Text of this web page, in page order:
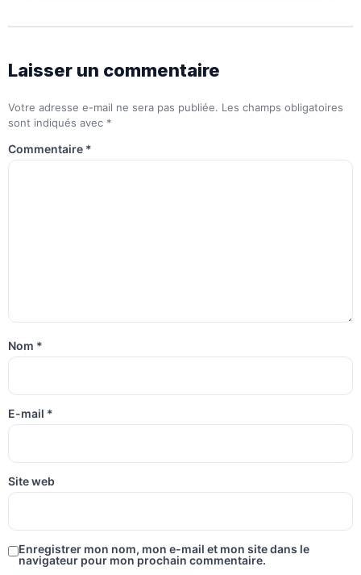
Laisser un commentaire
Votre adresse e-mail ne sera pas publiée. Les champs obligatoires
sont indiqués avec *
Commentaire *
Nom *
E-mail *
Site web
Enregistrer mon nom, mon e-mail et mon site dans le
navigateur pour mon prochain commentaire.